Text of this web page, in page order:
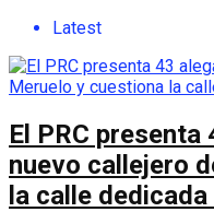
Latest
El PRC presenta
nuevo callejero
la calle